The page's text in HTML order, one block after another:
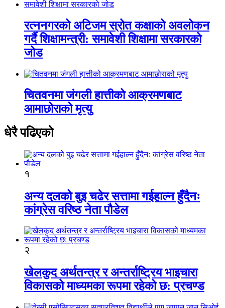
रत्ननगरको अटिजम स्रोत कक्षाको अवलोकन
गर्दै शिक्षामन्त्री: समावेशी शिक्षामा सरकारको
जोड
चितवनमा जंगली हात्तीको आक्रमणबाट
आमाछोराको मृत्यु
धेरै पढिएको
१
अन्य दलको बुइ चढेर सत्तामा गईहाल्न हुँदैनः
कांग्रेस वरिष्ठ नेता पौडेल
२
खेलकुद अर्थतन्त्र र अन्तर्राष्ट्रिय भाइचारा
विकासको माध्यमका रूपमा रहेको छ: प्रचण्ड